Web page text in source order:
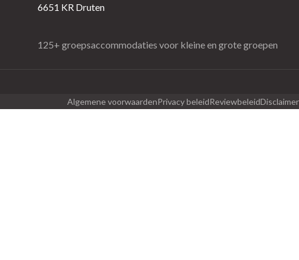
6651 KR Druten
125+ groepsaccommodaties voor kleine en grote groepen
Algemene voorwaardenPrivacy beleidReviewbeleidDisclaimer